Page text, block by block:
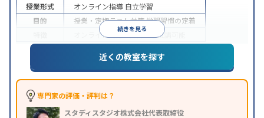
続きを見る
授業形式
オンライン指導 自立学習
目的
授業・定期テスト対策学習習慣の定着
オンライン対応1科目から受講可能
近くの教室を探す
専門家の評価・評判は？
スタディスタジオ株式会社代表取締役